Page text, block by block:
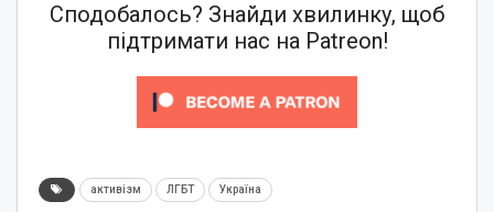
Сподобалось? Знайди хвилинку, щоб
підтримати нас на Patreon!
активізм ЛГБТ Україна